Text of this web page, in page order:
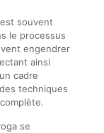
souvent
le processus
engendrer
ainsi
cadre
techniques
se